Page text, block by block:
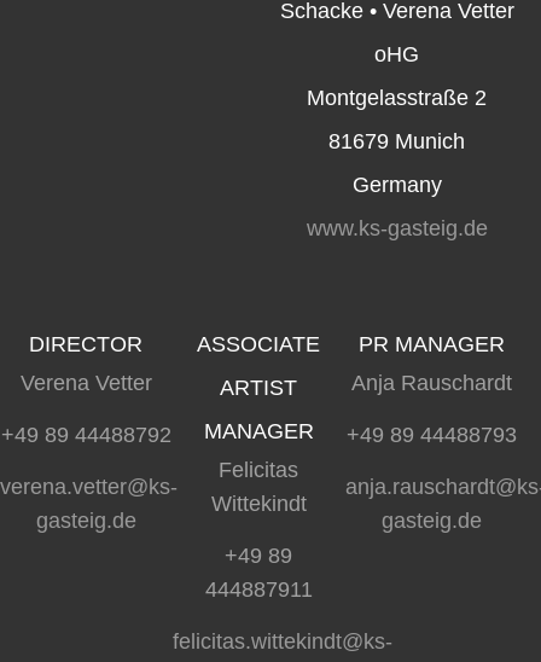
Schacke • Verena Vetter
oHG
Montgelasstraße 2
81679 Munich
Germany
www.ks-gasteig.de
DIRECTOR
Verena Vetter
+49 89 44488792
verena.vetter@ks-
gasteig.de
ASSOCIATE
ARTIST
MANAGER
Felicitas
Wittekindt
+49 89
444887911
felicitas.wittekindt@ks-
PR MANAGER
Anja Rauschardt
+49 89 44488793
gasteig.de